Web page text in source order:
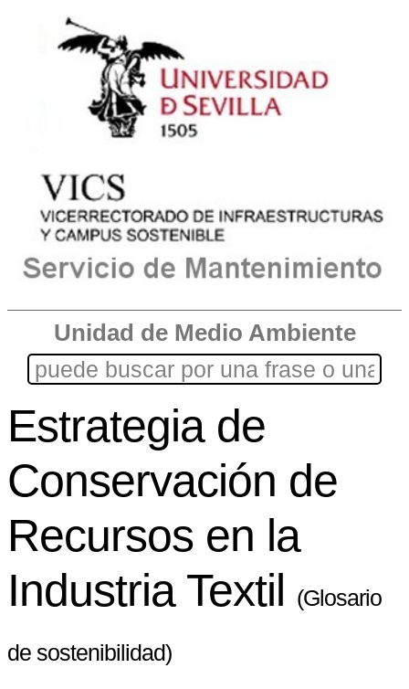
Unidad de Medio Ambiente
Estrategia de
Conservación de
Recursos en la
Industria Textil (Glosario
de sostenibilidad)